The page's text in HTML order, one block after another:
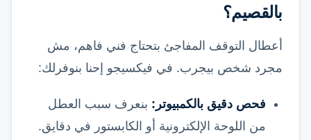
بالقصيم؟
أعطال التوقف المفاجئ بتحتاج فني فاهم، مش
مجرد شخص بيجرب. في فيكسيجو إحنا بنوفرلك:
فحص دقيق بالكمبيوتر: بنعرف سبب العطل
من اللوحة الإلكترونية أو الكابستور في دقايق.